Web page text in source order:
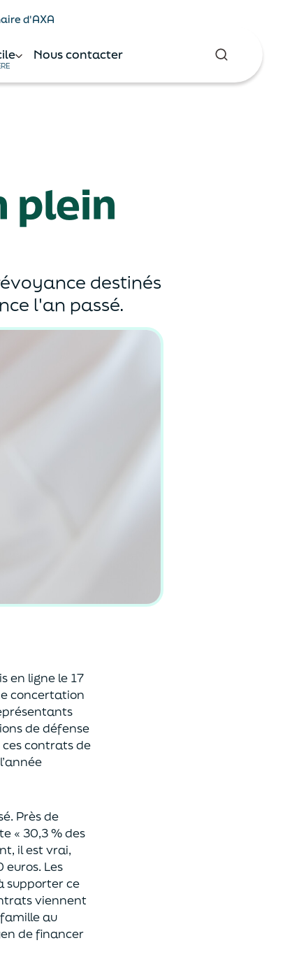
d'AXA
Nous contacter
plein
destinés
l'an passé.
en ligne le 17
concertation
dedéfense
ces contrats de
. Près de
« 30,3 % des
il est vrai,
euros. Les
supporter ce
viennent
au
de financer